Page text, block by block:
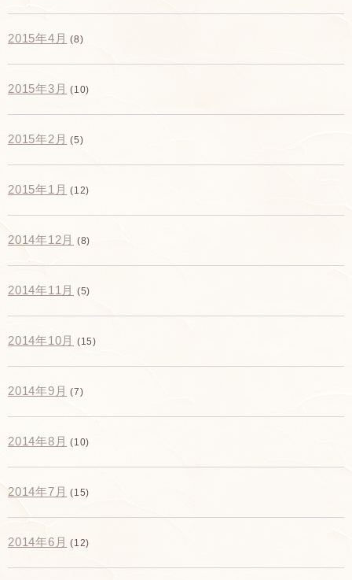
2015年4月 (8)
2015年3月 (10)
2015年2月 (5)
2015年1月 (12)
2014年12月 (8)
2014年11月 (5)
2014年10月 (15)
2014年9月 (7)
2014年8月 (10)
2014年7月 (15)
2014年6月 (12)